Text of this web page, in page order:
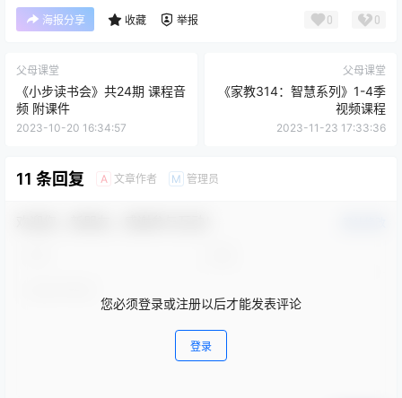
海报分享 收藏 举报 0 0
父母课堂
《小步读书会》共24期 课程音
频 附课件
2023-10-20 16:34:57
父母课堂
《家教314：智慧系列》1-4季
视频课程
2023-11-23 17:33:36
11 条回复 A 文章作者 M 管理员
您必须登录或注册以后才能发表评论
登录